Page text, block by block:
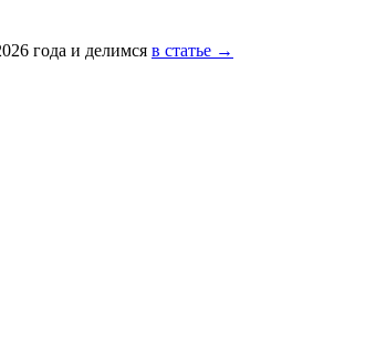
года и делимся в статье →